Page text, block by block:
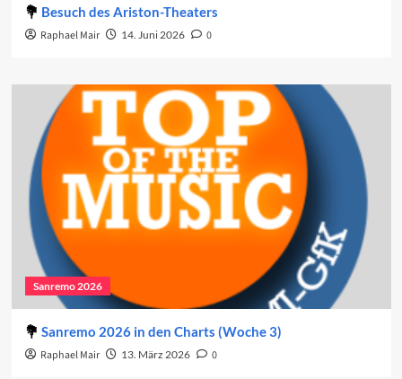
Besuch des Ariston-Theaters
Raphael Mair 14. Juni 2026 0
Sanremo 2026
Sanremo 2026 in den Charts (Woche 3)
Raphael Mair 13. März 2026 0